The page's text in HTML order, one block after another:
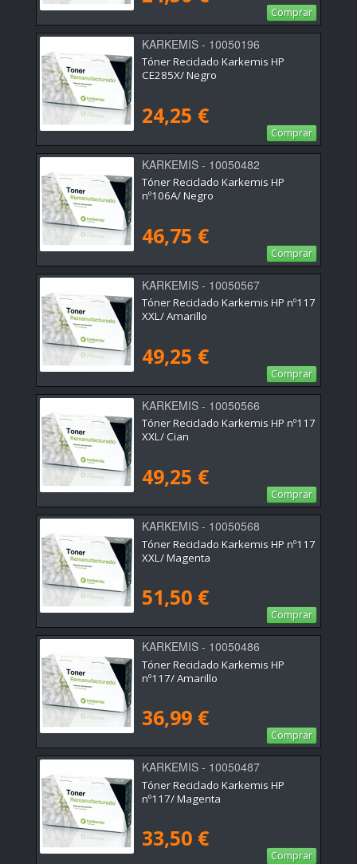
Comprar
KARKEMIS - 10050196
Tóner Reciclado Karkemis HP
CE285X/ Negro
24,25 €
Comprar
KARKEMIS - 10050482
Tóner Reciclado Karkemis HP
nº106A/ Negro
46,75 €
Comprar
KARKEMIS - 10050567
Tóner Reciclado Karkemis HP nº117
XXL/ Amarillo
49,25 €
Comprar
KARKEMIS - 10050566
Tóner Reciclado Karkemis HP nº117
XXL/ Cian
49,25 €
Comprar
KARKEMIS - 10050568
Tóner Reciclado Karkemis HP nº117
XXL/ Magenta
51,50 €
Comprar
KARKEMIS - 10050486
Tóner Reciclado Karkemis HP
nº117/ Amarillo
36,99 €
Comprar
KARKEMIS - 10050487
Tóner Reciclado Karkemis HP
nº117/ Magenta
33,50 €
Comprar